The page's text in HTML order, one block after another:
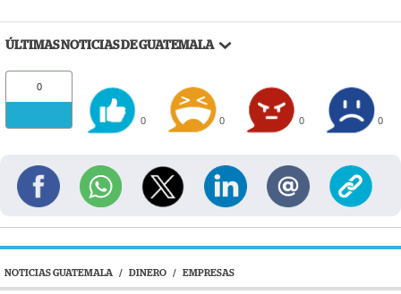
ÚLTIMAS NOTICIAS DE GUATEMALA
0
0 0 0 0
NOTICIAS GUATEMALA / DINERO / EMPRESAS